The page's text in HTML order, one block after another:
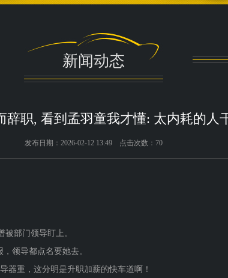
新闻动态
辞职, 看到孟羽童我才懂: 太内耗的人
发布日期：2026-02-12 13:49 点击次数：70
部门领导盯上。
领导都点名要她去。
重，这分明是升职加薪的快车道啊！